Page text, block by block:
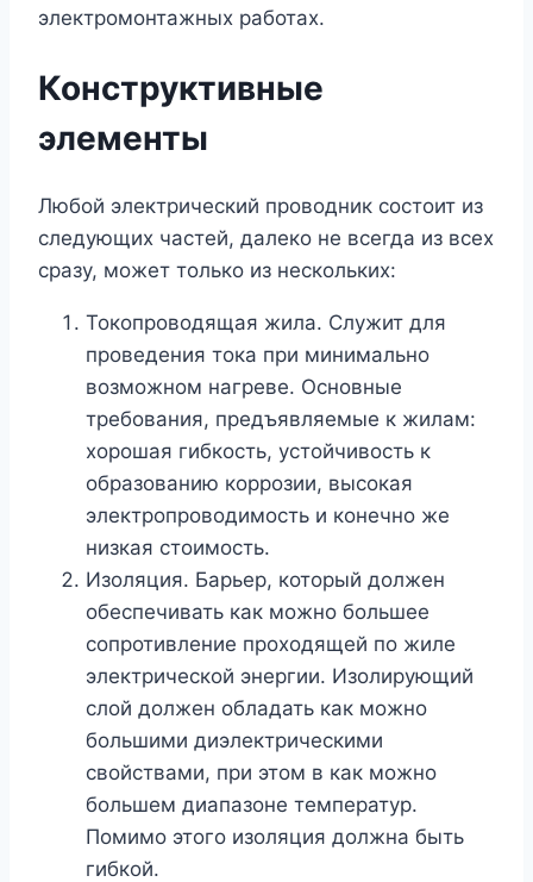
электромонтажных работах.
Конструктивные
элементы
Любой электрический проводник состоит из
следующих частей, далеко не всегда из всех
сразу, может только из нескольких:
Токопроводящая жила. Служит для
проведения тока при минимально
возможном нагреве. Основные
требования, предъявляемые к жилам:
хорошая гибкость, устойчивость к
образованию коррозии, высокая
электропроводимость и конечно же
низкая стоимость.
Изоляция. Барьер, который должен
обеспечивать как можно большее
сопротивление проходящей по жиле
электрической энергии. Изолирующий
слой должен обладать как можно
большими диэлектрическими
свойствами, при этом в как можно
большем диапазоне температур.
Помимо этого изоляция должна быть
гибкой.